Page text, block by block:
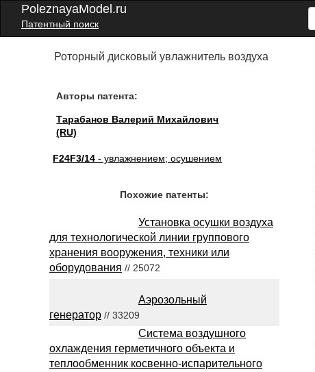
PoleznayaModel.ru
Патентный поиск
Роторный дисковый увлажнитель воздуха
Авторы патента:
Тарабанов Валерий Михайлович
(RU)
F24F3/14 - увлажнением; осушением
Похожие патенты:
Установка осушки воздуха
для технологической линии группового
хранения вооружения, техники или
оборудования // 25072
Аэрозольный
генератор // 33209
Система воздушного
охлаждения герметичного объекта и
теплообменник косвенно-испарительного